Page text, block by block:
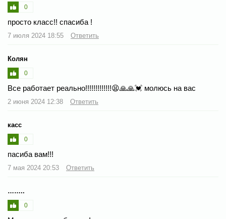
0
просто класс!! спасиба !
7 июля 2024 18:55 Ответить
Колян
0
Все работает реально!!!!!!!!!!!!!😫🙏🙏💓 молюсь на вас
2 июня 2024 12:38 Ответить
касс
0
пасиба вам!!!
7 мая 2024 20:53 Ответить
……..
0